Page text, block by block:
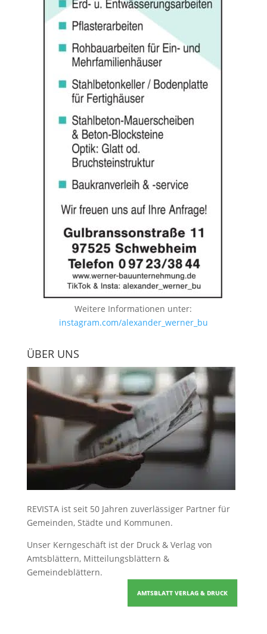
Weitere Informationen unter:
instagram.com/alexander_werner_bu
ÜBER UNS
REVISTA ist seit 50 Jahren zuverlässiger Partner für
Gemeinden, Städte und Kommunen.
Unser Kerngeschäft ist der Druck & Verlag von
Amtsblättern, Mitteilungsblättern &
Gemeindeblättern.
AMTSBLATT VERLAG & DRUCK